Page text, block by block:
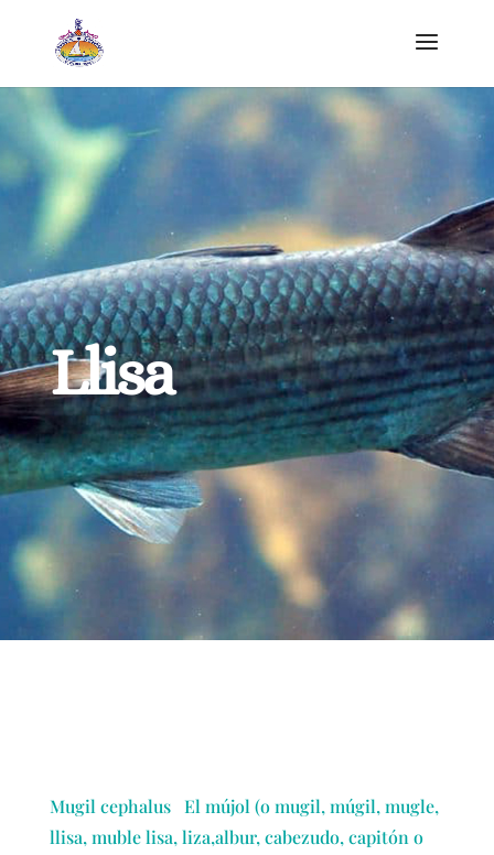
Llisa
Mugil cephalus El mújol (o mugil, múgil, mugle,
llisa, muble lisa, liza,albur, cabezudo, capitón o